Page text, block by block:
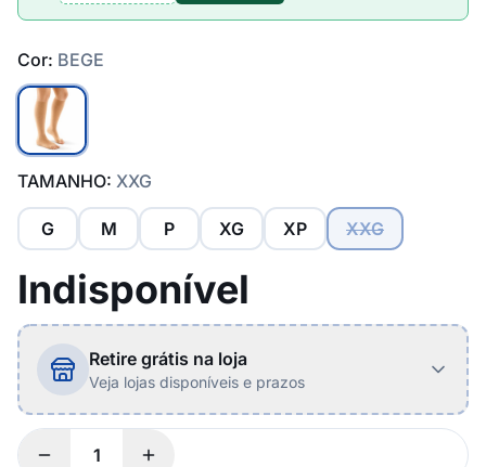
Cor: BEGE
TAMANHO: XXG
G M P XG XP XXG
Indisponível
Retire grátis na loja
Veja lojas disponíveis e prazos